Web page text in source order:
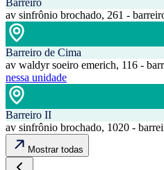
av sinfrônio brochado, 261 -
Barreiro de Cima
av waldyr soeiro emerich, 116 -
nessa unidade
Barreiro II
av sinfrônio brochado, 1020 -
Mostrar todas